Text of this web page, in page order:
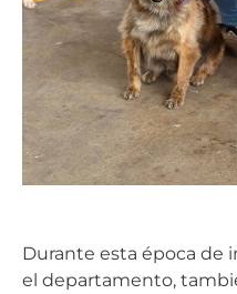
Durante esta época de
el departamento,